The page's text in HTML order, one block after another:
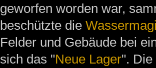
geworfen worden war,
beschützte die
Felder und Gebäude bei
sich das "Neue Lager". Die